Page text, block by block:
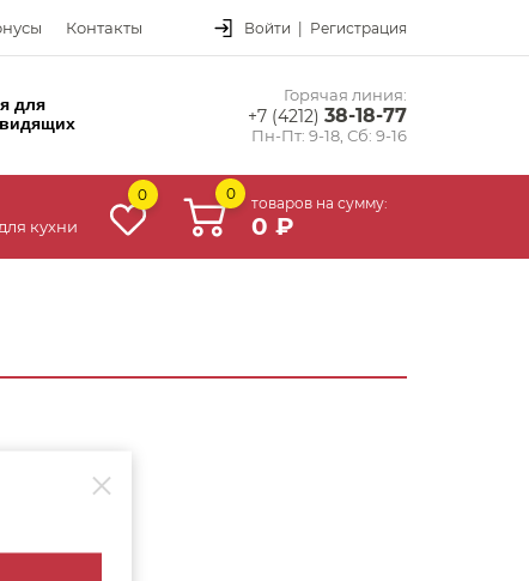
Контакты Войти | Регистрация
для
Горячая линия:
+7 (4212) 38-18-77
Пн-Пт: 9-18, Сб: 9-16
кухни
0 0
товаров на сумму:
0 ₽